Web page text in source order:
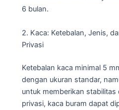
6 bulan.
2. Kaca: Ketebalan, Jenis,
Privasi
Ketebalan kaca minimal 5
dengan ukuran standar,
untuk memberikan stabilitas
privasi, kaca buram dapat